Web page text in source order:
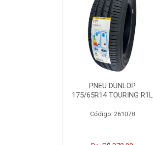
PNEU DUNLOP
175/65R14 TOURING R1L
Código: 261078